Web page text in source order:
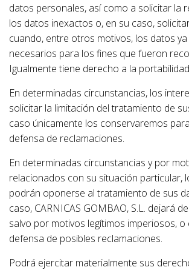
datos personales, así como a solicitar la
los datos inexactos o, en su caso,
cuando, entre otros motivos, los datos
necesarios para los fines que fueron
Igualmente tiene derecho a la
En determinadas circunstancias, los
solicitar la limitación del tratamiento de
caso únicamente los conservaremos
defensa de reclamaciones.
En determinadas circunstancias y por
relacionados con su situación particular,
podrán oponerse al tratamiento de sus
caso, CARNICAS GOMBAO, S.L. dejará
salvo por motivos legítimos imperiosos, o
defensa de posibles reclamaciones.
Podrá ejercitar materialmente sus